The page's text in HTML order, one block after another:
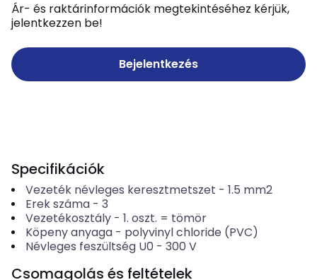
Ár- és raktárinformációk megtekintéséhez kérjük,
jelentkezzen be!
Bejelentkezés
Specifikációk
Vezeték névleges keresztmetszet - 1.5 mm2
Erek száma- 3
Vezetékosztály- 1. oszt. = tömör
Köpeny anyaga- polyvinyl chloride (PVC)
Névleges feszültség U0 - 300 V
Csomagolás és feltételek